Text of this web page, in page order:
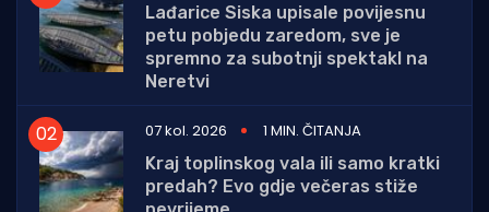
Lađarice Siska upisale povijesnu
petu pobjedu zaredom, sve je
spremno za subotnji spektakl na
Neretvi
07 kol. 2026
1 MIN. ČITANJA
Kraj toplinskog vala ili samo kratki
predah? Evo gdje večeras stiže